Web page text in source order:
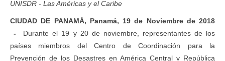
UNISDR - Las Américas y el Caribe
CIUDAD DE PANAMÁ, Panamá, 19 de Noviembre de 2018
-
Durante el 19 y 20 de noviembre, representantes de los
países miembros del Centro de Coordinación para la
Prevención de los Desastres en América Central y República